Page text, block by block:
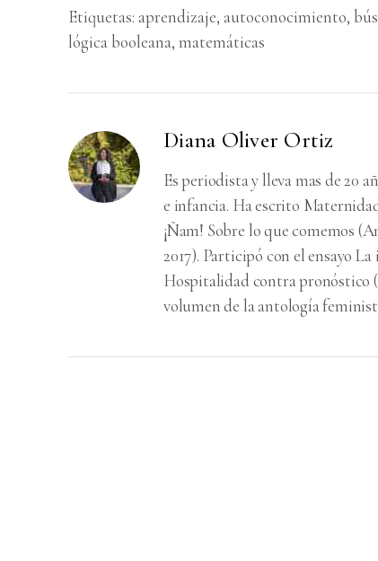
Etiquetas: aprendizaje, autoconocimiento,
lógica booleana, matemáticas
Diana Oliver Ortiz
Es periodista y lleva mas de 20
e infancia. Ha escrito
¡Ñam! Sobre lo que comemos
2017). Participó con el ensayo
Hospitalidad contra pronóstico
volumen de la antología